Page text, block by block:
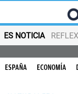
ES NOTICIA
ESPAÑA ECONOMÍA